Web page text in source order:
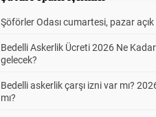
Şöförler Odası cumartesi, pazar açık
Bedelli Askerlik Ücreti 2026 Ne
gelecek?
Bedelli askerlik çarşı izni var mı?
mı?